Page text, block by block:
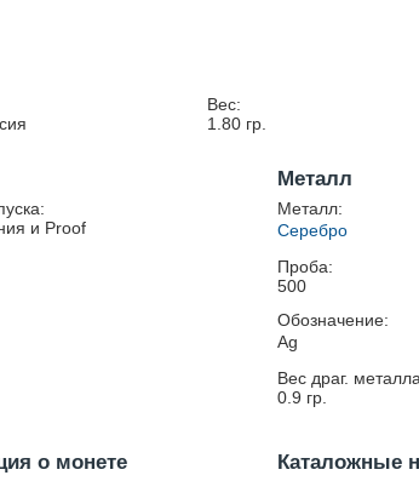
Вес:
1.80гр.
и Proof
Металл
Металл:
Серебро
Проба:
500
Обозначение:
Ag
Вес драг.
0.9 гр.
о монете Каталожные